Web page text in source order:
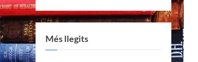
Més llegits